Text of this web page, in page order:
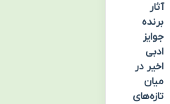
آثار
برنده
جوایز
ادبی
اخیر در
میان
تازه‌های